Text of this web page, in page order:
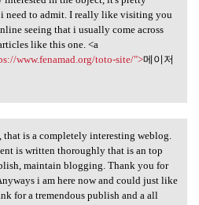
need to admit. I really like visiting you
seeing that i usually come across
like this one. <a
www.fenamad.org/toto-site/">메이저
that is a
that is a completely interesting weblog.
is written thoroughly that is an top
maintain blogging. Thank you for
i am here now and could just like
for a tremendous publish and a all